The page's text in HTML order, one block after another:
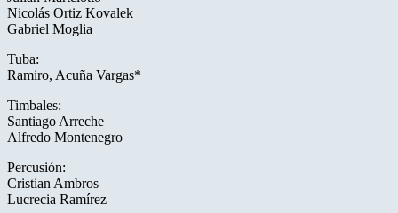
Nicolás Ortiz Kovalek
Gabriel Moglia
Tuba:
Ramiro, Acuña Vargas*
Timbales:
Santiago Arreche
Alfredo Montenegro
Percusión:
Cristian Ambros
Lucrecia Ramírez